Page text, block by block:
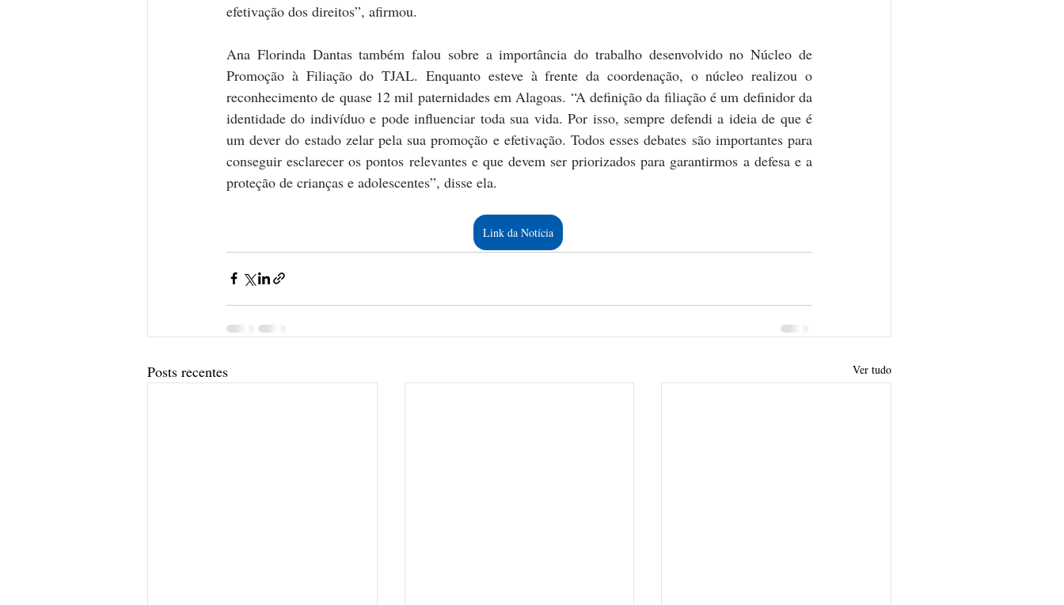
efetivação dos direitos”, afirmou.
Ana Florinda Dantas também falou sobre a importância do trabalho desenvolvido no Núcleo de
Promoção à Filiação do TJAL. Enquanto esteve à frente da coordenação, o núcleo realizou o
reconhecimento de quase 12 mil paternidades em Alagoas. “A definição da filiação é um definidor da
identidade do indivíduo e pode influenciar toda sua vida. Por isso, sempre defendi a ideia de que é
um dever do estado zelar pela sua promoção e efetivação. Todos esses debates são importantes para
conseguir esclarecer os pontos relevantes e que devem ser priorizados para garantirmos a defesa e a
proteção de crianças e adolescentes”, disse ela.
Link da Notícia
Posts recentes Ver tudo